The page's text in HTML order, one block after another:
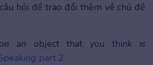
hỏi để trao đổi thêm về chủ đề
an object that you think is
part 2